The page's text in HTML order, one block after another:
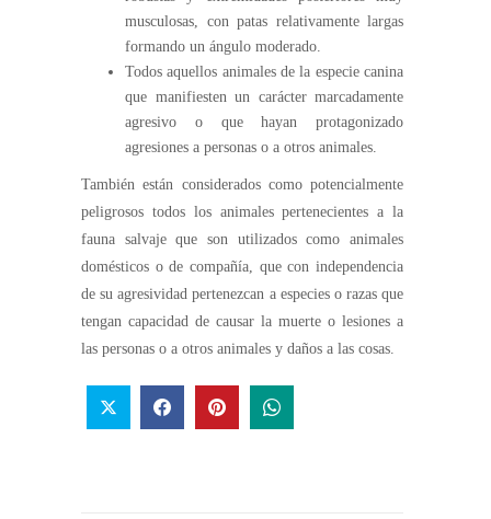
musculosas, con patas relativamente largas
formando un ángulo moderado.
Todos aquellos animales de la especie canina
que manifiesten un carácter marcadamente
agresivo o que hayan protagonizado
agresiones a personas o a otros animales.
También están considerados como potencialmente
peligrosos todos los animales pertenecientes a la
fauna salvaje que son utilizados como animales
domésticos o de compañía, que con independencia
de su agresividad pertenezcan a especies o razas que
tengan capacidad de causar la muerte o lesiones a
las personas o a otros animales y daños a las cosas.